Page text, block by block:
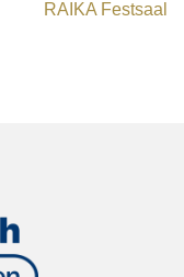
RAIKA Festsaal